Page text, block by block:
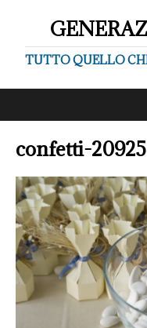
TUTTO QUELLO
confetti-